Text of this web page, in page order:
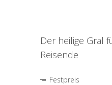
Der heilige Gral
Reisende
Festpreis